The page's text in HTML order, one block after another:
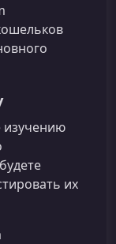
изучению
их